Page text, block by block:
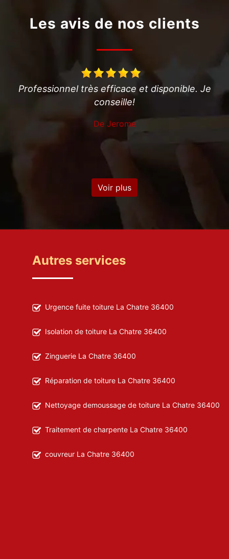
Les avis de nos clients
très efficace et disponible. Je
conseille!
De Jerome
Super
Voir plus
Autres services
Urgence fuite toiture La Chatre 36400
Isolation de toiture La Chatre 36400
Zinguerie La Chatre 36400
Réparation de toiture La Chatre 36400
Nettoyage demoussage de toiture La Chatre 36400
Traitement de charpente La Chatre 36400
couvreur La Chatre 36400